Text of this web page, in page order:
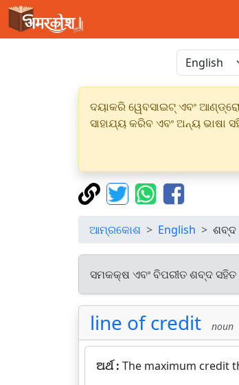
ଦୟାକରି ୱେବସାଇଟ୍ ଏବଂ
ସାହାଯ୍ୟ କରିବ ଏବଂ ଅନ୍ୟ
ଆମ୍ରକୋଶ English ଶବ୍ଦ
ସମକକ୍ଷ ଏବଂ ବିପରୀତ ଶବ୍ଦ
line of credit noun
ଅର୍ଥ : The maximum credit